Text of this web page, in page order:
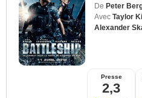
De Peter
Avec Taylor
Alexander
Presse
2,3